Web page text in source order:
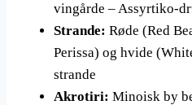
vingårde – Assyrtiko-
Strande: Røde (Red
Perissa) og hvide
strande
Akrotiri: Minoisk by